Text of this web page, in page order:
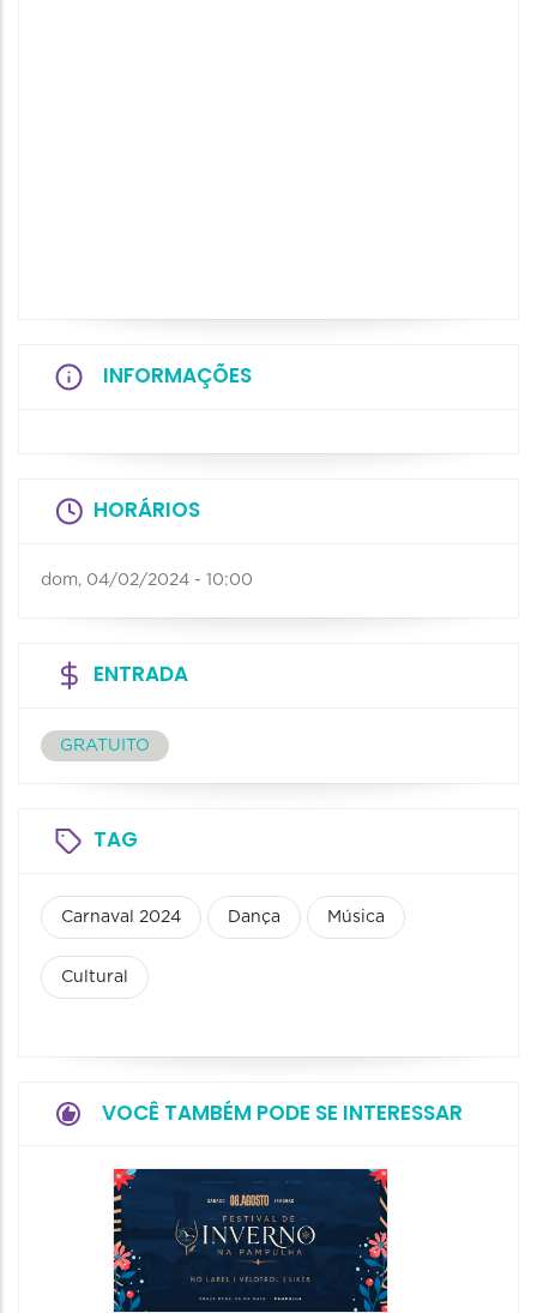
INFORMAÇÕES
HORÁRIOS
dom, 04/02/2024 - 10:00
ENTRADA
GRATUITO
TAG
Carnaval 2024 Dança Música
Cultural
VOCÊ TAMBÉM PODE SE INTERESSAR